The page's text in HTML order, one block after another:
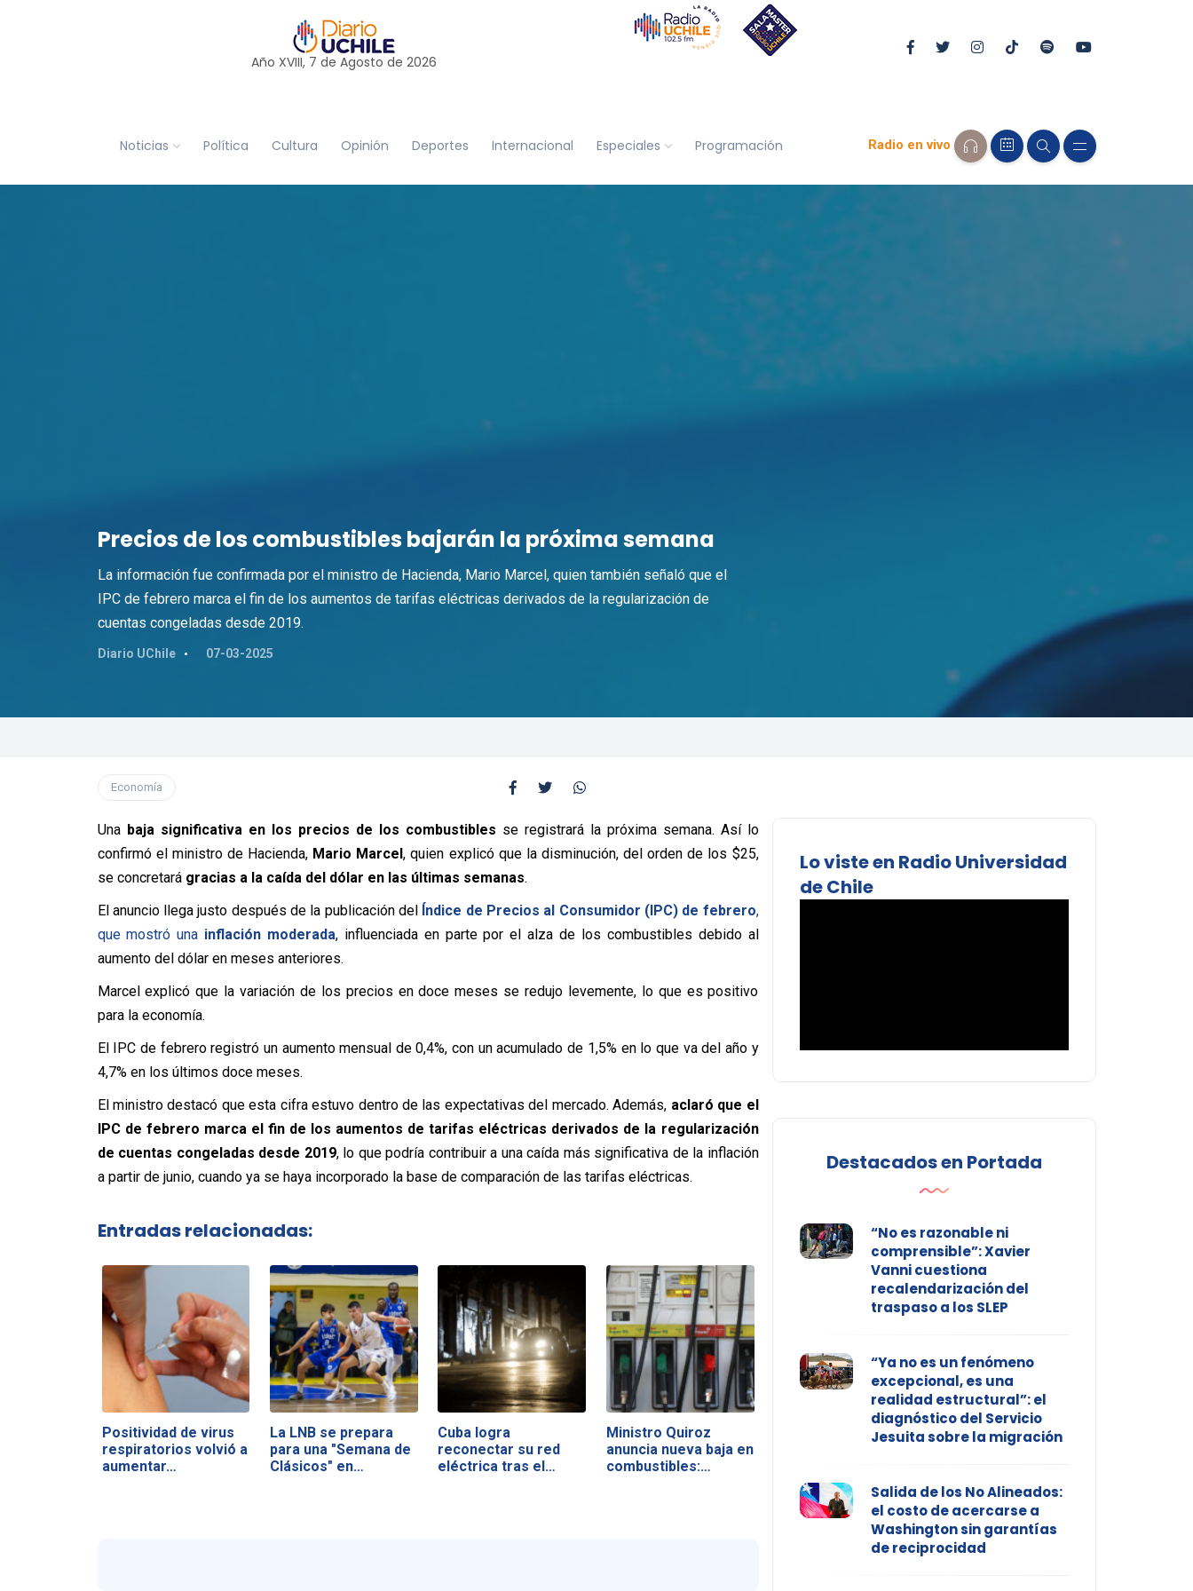
Año XVIII, 7 de Agosto de 2026
Noticias Política Cultura Opinión Deportes Internacional Especiales Programación Radio en vivo
Precios de los combustibles bajarán la próxima semana
La información fue confirmada por el ministro de Hacienda, Mario Marcel, quien también señaló que el
IPC de febrero marca el fin de los aumentos de tarifas eléctricas derivados de la regularización de
cuentas congeladas desde 2019.
Diario UChile 07-03-2025
Economía
Una baja significativa en los precios de los combustibles se registrará la próxima semana. Así lo
confirmó el ministro de Hacienda, Mario Marcel, quien explicó que la disminución, del orden de los $25,
se concretará gracias a la caída del dólar en las últimas semanas.
El anuncio llega justo después de la publicación del Índice de Precios al Consumidor (IPC) de febrero,
que mostró una inflación moderada, influenciada en parte por el alza de los combustibles debido al
aumento del dólar en meses anteriores.
Marcel explicó que la variación de los precios en doce meses se redujo levemente, lo que es positivo
para la economía.
El IPC de febrero registró un aumento mensual de 0,4%, con un acumulado de 1,5% en lo que va del año y
4,7% en los últimos doce meses.
El ministro destacó que esta cifra estuvo dentro de las expectativas del mercado. Además, aclaró que el
IPC de febrero marca el fin de los aumentos de tarifas eléctricas derivados de la regularización
de cuentas congeladas desde 2019, lo que podría contribuir a una caída más significativa de la inflación
a partir de junio, cuando ya se haya incorporado la base de comparación de las tarifas eléctricas.
Entradas relacionadas:
Positividad de virus
respiratorios volvió a
aumentar…
La LNB se prepara
para una "Semana de
Clásicos" en…
Cuba logra
reconectar su red
eléctrica tras el…
Ministro Quiroz
anuncia nueva baja en
combustibles:…
Lo viste en Radio Universidad
de Chile
Destacados en Portada
“No es razonable ni
comprensible”: Xavier
Vanni cuestiona
recalendarización del
traspaso a los SLEP
“Ya no es un fenómeno
excepcional, es una
realidad estructural”: el
diagnóstico del Servicio
Jesuita sobre la migración
Salida de los No Alineados:
el costo de acercarse a
Washington sin garantías
de reciprocidad